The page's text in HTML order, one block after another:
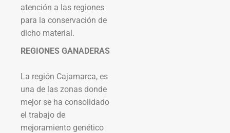
atención a las regiones
para la conservación de
dicho material.
REGIONES GANADERAS
La región Cajamarca, es
una de las zonas donde
mejor se ha consolidado
el trabajo de
mejoramiento genético